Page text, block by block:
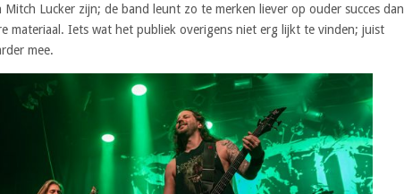
Lucker zijn; de band leunt zo te merken liever op ouder succes dan
materiaal. Iets wat het publiek overigens niet erg lijkt te vinden; juist
mee.